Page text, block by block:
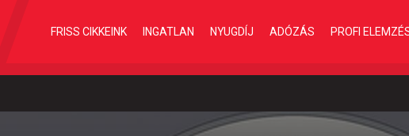
FRISS CIKKEINK INGATLAN NYUGDÍJ ADÓZÁS PROFI